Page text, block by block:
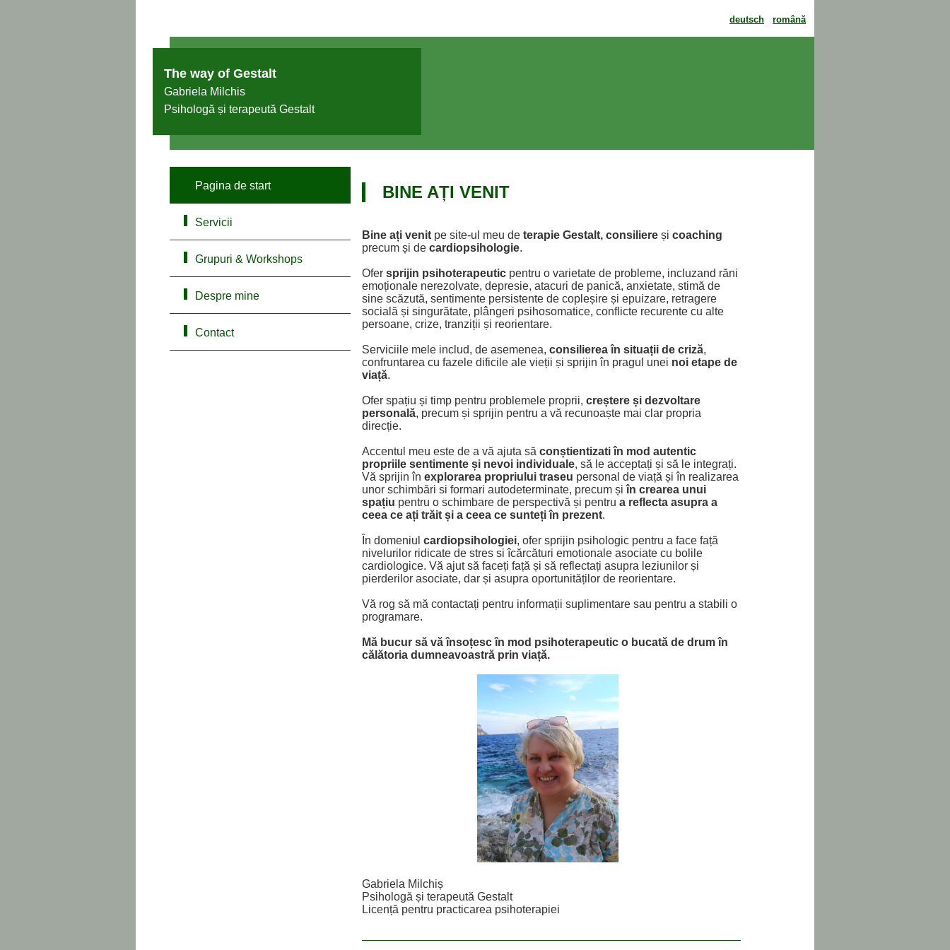
deutsch română
The way of Gestalt
Gabriela Milchis
Psihologă și terapeută Gestalt
Pagina de start
Servicii
Grupuri & Workshops
Despre mine
Contact
BINE AȚI VENIT
Bine ați venit pe site-ul meu de terapie Gestalt, consiliere și coaching
precum și de cardiopsihologie.
Ofer sprijin psihoterapeutic pentru o varietate de probleme, incluzand răni
emoționale nerezolvate, depresie, atacuri de panică, anxietate, stimă de
sine scăzută, sentimente persistente de copleșire și epuizare, retragere
socială și singurătate, plângeri psihosomatice, conflicte recurente cu alte
persoane, crize, tranziții și reorientare.
Serviciile mele includ, de asemenea, consilierea în situații de criză,
confruntarea cu fazele dificile ale vieții și sprijin în pragul unei noi etape de
viață.
Ofer spațiu și timp pentru problemele proprii, creștere și dezvoltare
personală, precum și sprijin pentru a vă recunoaște mai clar propria
direcție.
Accentul meu este de a vă ajuta să conștientizati în mod autentic
propriile sentimente și nevoi individuale, să le acceptați și să le integrați.
Vă sprijin în explorarea propriului traseu personal de viață și în realizarea
unor schimbări si formari autodeterminate, precum șiîn crearea unui
spațiu pentru o schimbare de perspectivă și pentru a reflecta asupra a
ceea ce ați trăit și a ceea ce sunteți în prezent.
În domeniul cardiopsihologiei, ofer sprijin psihologic pentru a face față
nivelurilor ridicate de stres si îcărcături emotionale asociate cu bolile
cardiologice. Vă ajut să faceți față și să reflectați asupra leziunilor și
pierderilor asociate, dar și asupra oportunităților de reorientare.
Vă rog să mă contactați pentru informații suplimentare sau pentru a stabili o
programare.
Mă bucur să vă însoțesc în mod psihoterapeutic o bucată de drum în
călătoria dumneavoastră prin viață.
Gabriela Milchiș
Psihologă și terapeută Gestalt
Licență pentru practicarea psihoterapiei